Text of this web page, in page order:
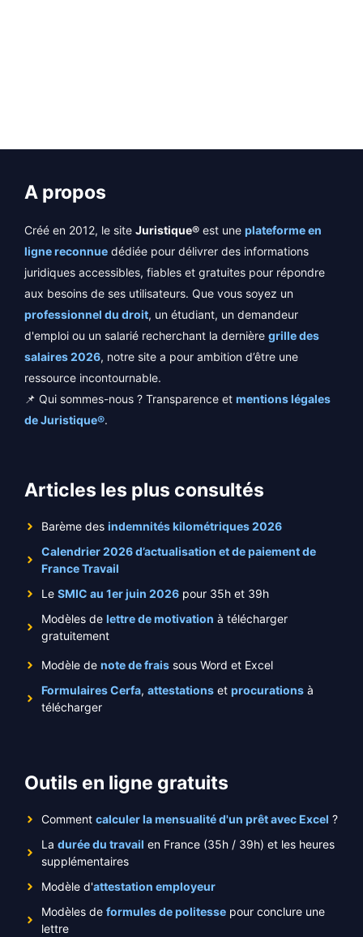
A propos
Créé en 2012, le site Juristique® est une plateforme en
ligne reconnue dédiée pour délivrer des informations
juridiques accessibles, fiables et gratuites pour répondre
aux besoins de ses utilisateurs. Que vous soyez un
professionnel du droit, un étudiant, un demandeur
d'emploi ou un salarié recherchant la dernière grille des
salaires 2026, notre site a pour ambition d’être une
ressource incontournable.
📌 Qui sommes-nous ? Transparence et mentions légales
de Juristique®.
Articles les plus consultés
Barème des indemnités kilométriques 2026
Calendrier 2026 d’actualisation et de paiement de
France Travail
Le SMIC au 1er juin 2026 pour 35h et 39h
Modèles de lettre de motivation à télécharger
gratuitement
Modèle de note de frais sous Word et Excel
Formulaires Cerfa, attestations et procurations à
télécharger
Outils en ligne gratuits
Comment calculer la mensualité d'un prêt avec Excel ?
La durée du travail en France (35h / 39h) et les heures
supplémentaires
Modèle d'attestation employeur
Modèles de formules de politesse pour conclure une
lettre